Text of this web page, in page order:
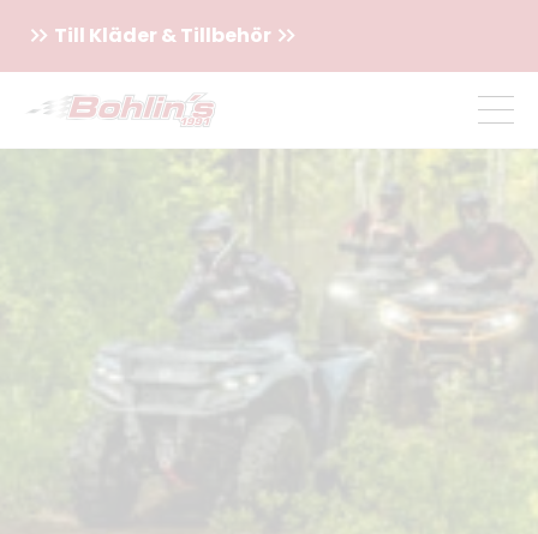
Till Kläder & Tillbehör